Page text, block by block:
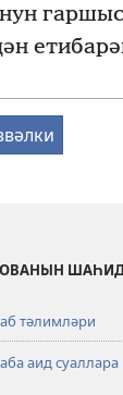
тәлимләри
аид суаллара